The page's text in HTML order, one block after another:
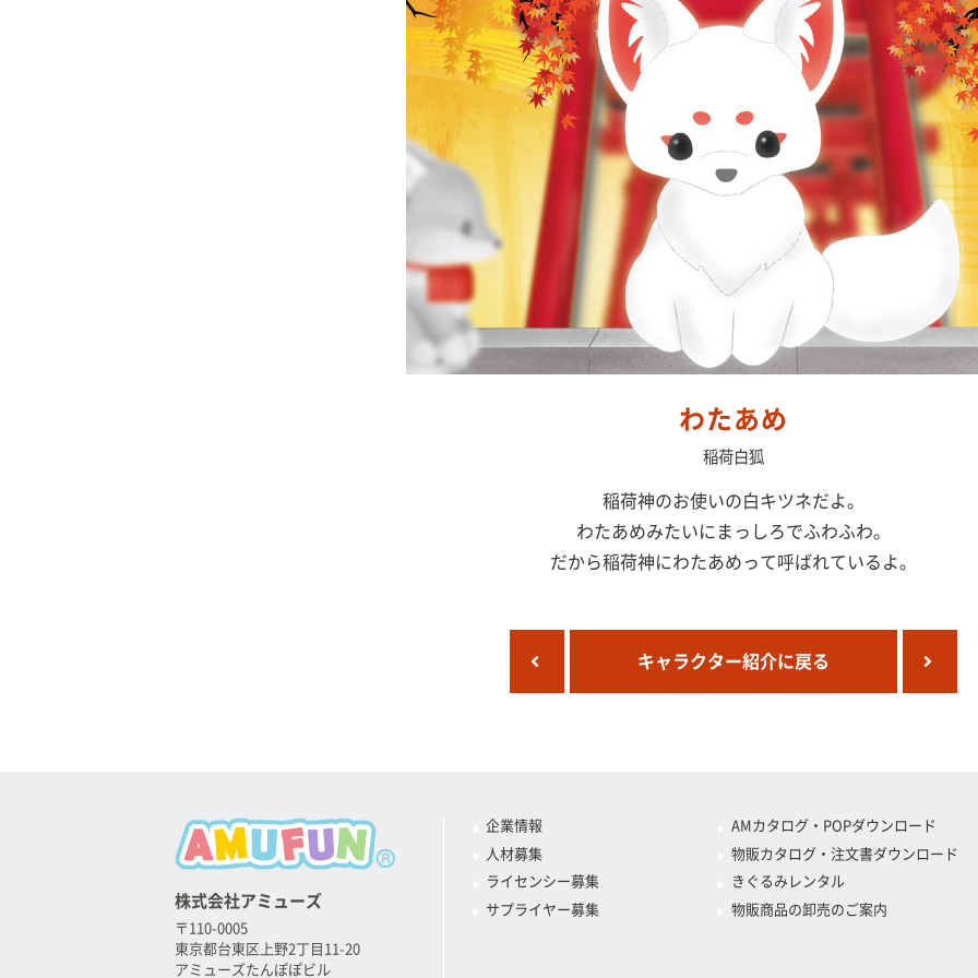
わたあめ
稲荷白狐
稲荷神のお使いの白キツネだよ。
わたあめみたいにまっしろでふわふわ。
だから稲荷神にわたあめって呼ばれているよ。
キャラクター紹介に戻る
企業情報
人材募集
ライセンシー募集
サプライヤー募集
AMカタログ・POPダウンロード
物販カタログ・注文書ダウンロード
きぐるみレンタル
物販商品の卸売のご案内
株式会社アミューズ
〒110-0005
東京都台東区上野2丁目11-20
アミューズたんぽぽビル